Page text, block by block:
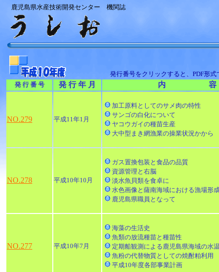
発 行 番 号 発 行 年 月 内 容
NO.279 平成11年1月
加工原料としてのサメ肉の特性
サンゴの白化について
ヤコウガイの種苗生産
大中型まき網漁業の操業状況かから
NO.278 平成10年10月
ガス置換包装と食品の品質
資源管理と右脳
淡水魚貝類を食卓に
水色画像と薩南海域における漁場形
鹿児島県職員となって
NO.277 平成10年7月
海藻の生活史
魚類の放流種苗と種苗性
定期船観測による鹿児島県海域の水
魚粉の代替物質としての焼酎粕利用
平成10年度各部事業計画
鹿児島県水産技術開発センター 機関誌
発行番号をクリックすると、PDF形